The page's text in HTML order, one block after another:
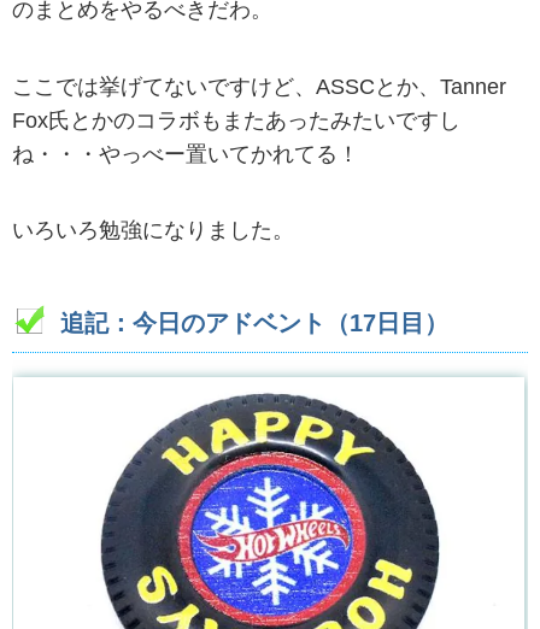
のまとめをやるべきだわ。
ここでは挙げてないですけど、ASSCとか、Tanner
Fox氏とかのコラボもまたあったみたいですし
ね・・・やっべー置いてかれてる！
いろいろ勉強になりました。
追記：今日のアドベント（17日目）